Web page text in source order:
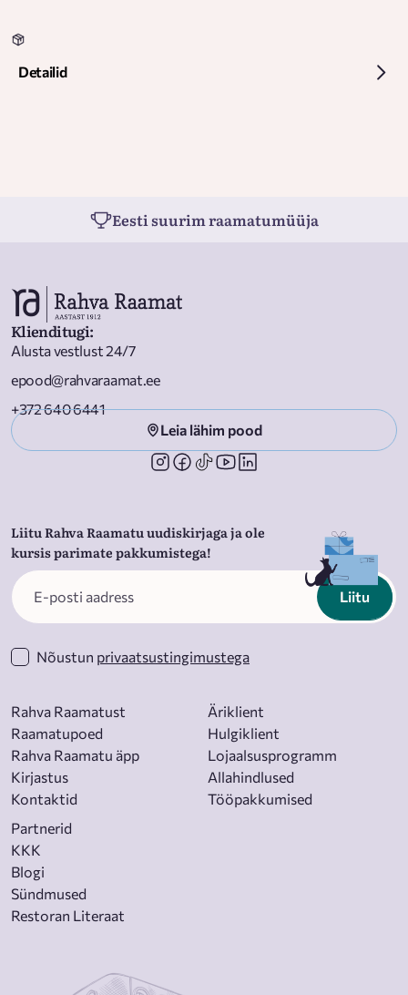
Detailid
Eesti suurim raamatumüüja
Klienditugi:
Alusta vestlust 24/7
epood@rahvaraamat.ee
+372 640 6441
Leia lähim pood
Liitu Rahva Raamatu uudiskirjaga ja ole
kursis parimate pakkumistega!
Liitu
Nõustun privaatsustingimustega
Rahva Raamatust
Raamatupoed
Rahva Raamatu äpp
Kirjastus
Kontaktid
Äriklient
Hulgiklient
Lojaalsusprogramm
Allahindlused
Tööpakkumised
Partnerid
KKK
Blogi
Sündmused
Restoran Literaat